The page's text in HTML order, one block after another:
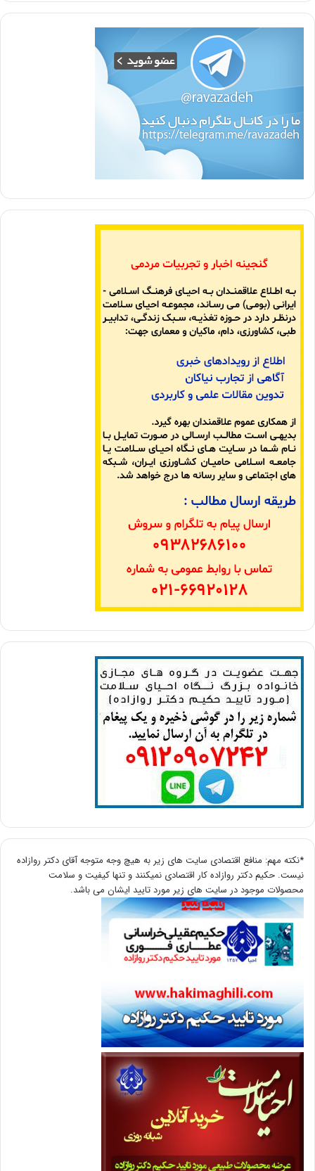
*نکته مهم: منافع اقتصادی سایت های زیر به هیچ وجه متوجه آقای دکتر روازاده
نیست. حکیم دکتر روازاده کار اقتصادی نمیکنند و تنها کیفیت و سلامت
محصولات موجود در سایت های زیر مورد تایید ایشان می باشد.